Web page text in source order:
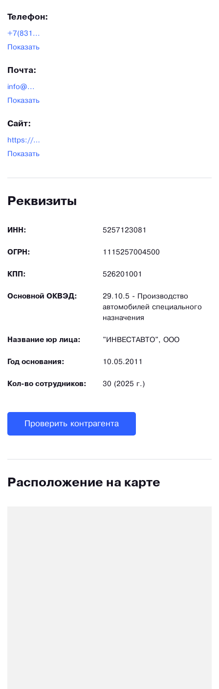
Телефон:
+7(831...
Показать
Почта:
info@...
Показать
Сайт:
https://auto-plant.ru/
Показать
Реквизиты
ИНН: 5257123081
ОГРН: 1115257004500
КПП: 526201001
Основной ОКВЭД:
29.10.5 - Производство
автомобилей специального
назначения
Название юр лица: "ИНВЕСТАВТО", ООО
Год основания: 10.05.2011
Кол-во сотрудников: 30 (2025 г.)
Проверить контрагента
Расположение на карте